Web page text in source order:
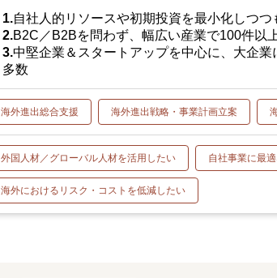
自社人的リソースや初期投資を最小化しつ
B2C／B2Bを問わず、幅広い産業で100件以
中堅企業＆スタートアップを中心に、大企
多数
海外進出総合支援 海外進出戦略・事業計画立案
外国人材／グローバル人材を活用したい 自社事業に最
海外におけるリスク・コストを低減したい